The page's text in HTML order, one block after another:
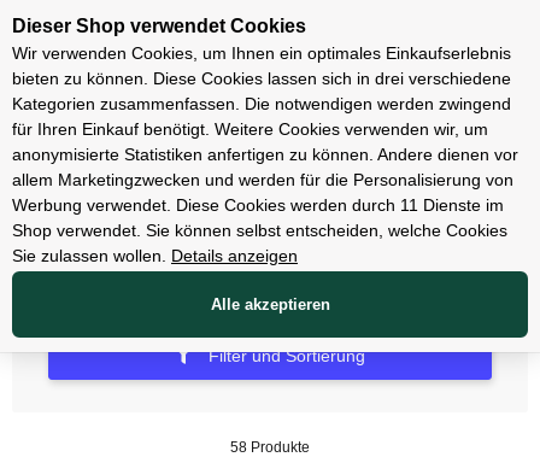
Unsere Filialen
E-Mountainbikes
E-Mountainbikes Hardtail
Filter und Sortierung
58 Produkte
Dieser Shop verwendet Cookies
Wir verwenden Cookies, um Ihnen ein optimales Einkaufserlebnis
bieten zu können. Diese Cookies lassen sich in drei verschiedene
Kategorien zusammenfassen. Die notwendigen werden zwingend
für Ihren Einkauf benötigt. Weitere Cookies verwenden wir, um
anonymisierte Statistiken anfertigen zu können. Andere dienen vor
allem Marketingzwecken und werden für die Personalisierung von
Werbung verwendet. Diese Cookies werden durch 11 Dienste im
Shop verwendet. Sie können selbst entscheiden, welche Cookies
Sie zulassen wollen.
Details anzeigen
Alle akzeptieren